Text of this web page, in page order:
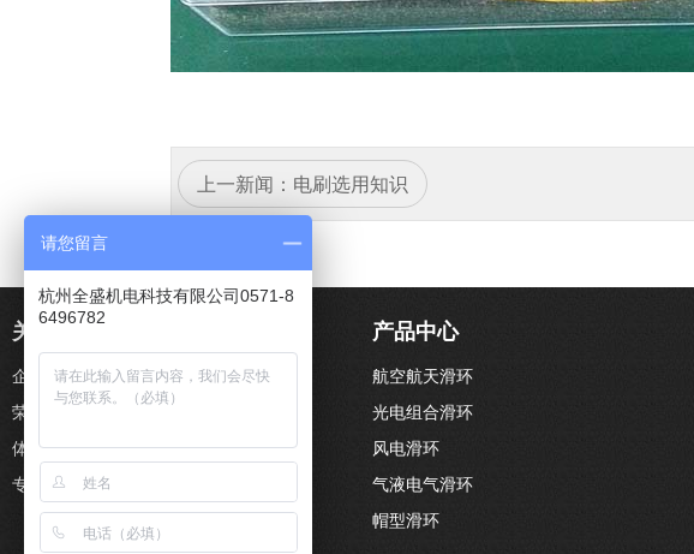
上一新闻： 电刷选用知识
关于全盛
企业文化
荣誉证书
体系认证
专利认证
全盛动态
导电滑环视频
产品中心
航空航天滑环
光电组合滑环
风电滑环
气液电气滑环
帽型滑环
请您留言
杭州全盛机电科技有限公司0571-8
6496782